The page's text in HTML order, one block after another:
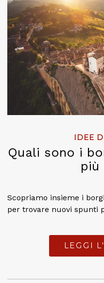
IDEE
Quali sono i
più
Scopriamo insieme i
per trovare nuovi spunti
LEGGI